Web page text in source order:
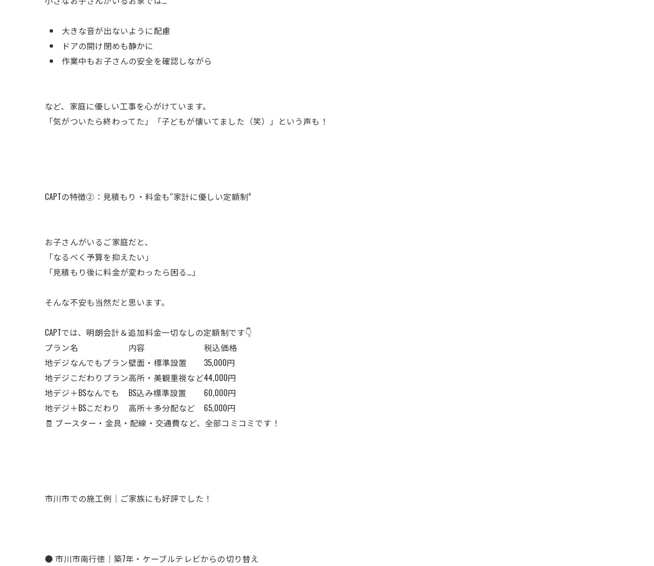
大きな音が出ないように配慮
ドアの開け閉めも静かに
作業中もお子さんの安全を確認しながら
など、家庭に優しい工事を心がけています。
「気がついたら終わってた」「子どもが懐いてました（笑）」という声も！
CAPTの特徴②：見積もり・料金も“家計に優しい定額制”
お子さんがいるご家庭だと、
「なるべく予算を抑えたい」
「見積もり後に料金が変わったら困る…」
そんな不安も当然だと思います。
CAPTでは、明朗会計＆追加料金一切なしの定額制です👇
プラン名
内容
税込価格
地デジなんでもプラン壁面・標準設置
35,000円
地デジこだわりプラン高所・美観重視など44,000円
地デジ＋BSなんでも
BS込み標準設置
60,000円
地デジ＋BSこだわり
高所＋多分配など
65,000円
🧾 ブースター・金具・配線・交通費など、全部コミコミです！
市川市での施工例｜ご家族にも好評でした！
● 市川市南行徳｜築7年・ケーブルテレビからの切り替え